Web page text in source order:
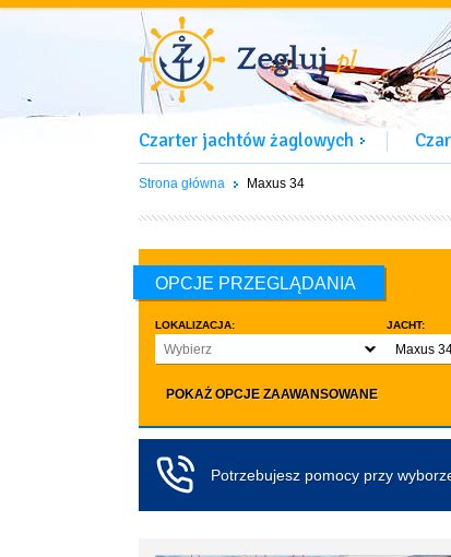
Czarter jachtów żaglowych
Strona główna Maxus 34
OPCJE PRZEGLĄDANIA
LOKALIZACJA:
Wybierz
JACHT:
Maxus
LICZBA OSÓB:
co najmniej 4
co najmniej 5
co najmniej 6
co najmniej 7
Koło
POKAŻ OPCJE ZAAWANSOWANE
Potrzebujesz pomocy przy